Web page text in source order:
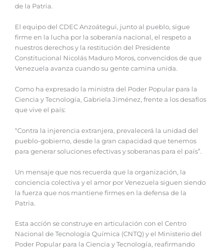
de la Patria.
‎El equipo del CDEC Anzoátegui, junto al pueblo, sigue
firme en la lucha por la soberanía nacional, el respeto a
nuestros derechos y la restitución del Presidente
Constitucional Nicolás Maduro Moros, convencidos de que
Venezuela avanza cuando su gente camina unida.
‎Como ha expresado la ministra del Poder Popular para la
Ciencia y Tecnología, Gabriela Jiménez, frente a los desafíos
que vive el país:
‎“Contra la injerencia extranjera, prevalecerá la unidad del
pueblo-gobierno, desde la gran capacidad que tenemos
para generar soluciones efectivas y soberanas para el país”.
‎Un mensaje que nos recuerda que la organización, la
conciencia colectiva y el amor por Venezuela siguen siendo
la fuerza que nos mantiene firmes en la defensa de la
Patria.
‎‎Esta acción se construye en articulación con el Centro
Nacional de Tecnología Química (CNTQ) y el Ministerio del
Poder Popular para la Ciencia y Tecnología, reafirmando